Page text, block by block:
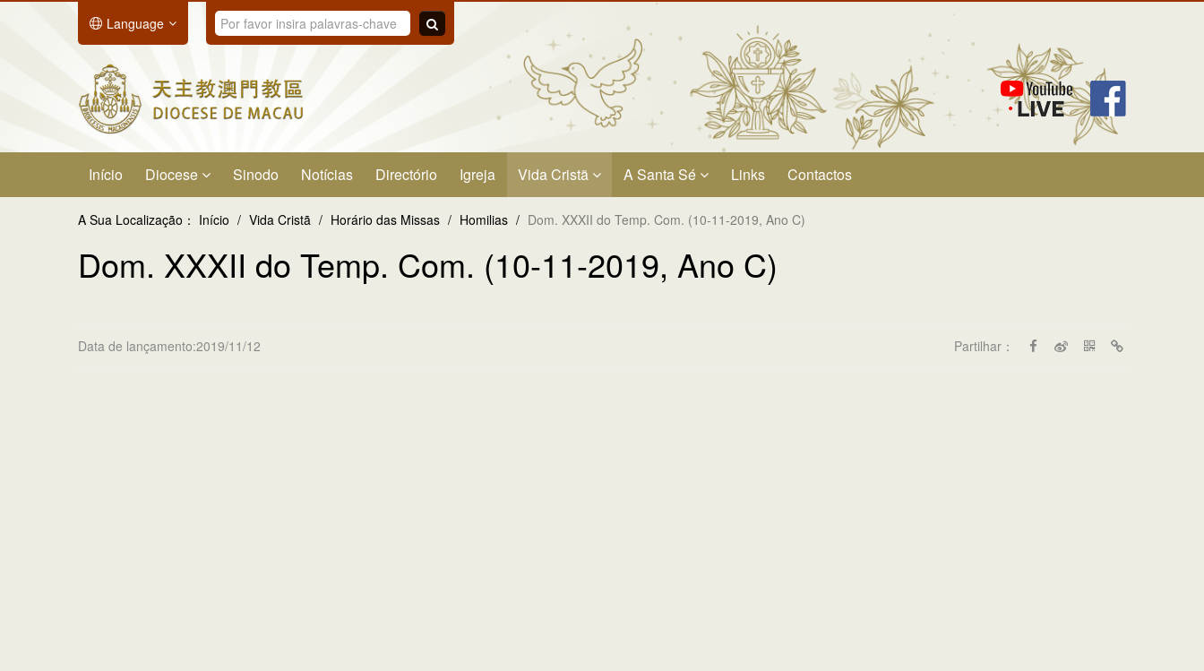
Language
Início Diocese Sinodo Notícias Directório Igreja Vida Cristã A Santa Sé Links Contactos
A Sua Localização： Início / Vida Cristã / Horário das Missas / Homilias / Dom. XXXII do Temp. Com. (10-11-2019, Ano C)
Dom. XXXII do Temp. Com. (10-11-2019, Ano C)
Data de lançamento:2019/11/12 Partilhar：